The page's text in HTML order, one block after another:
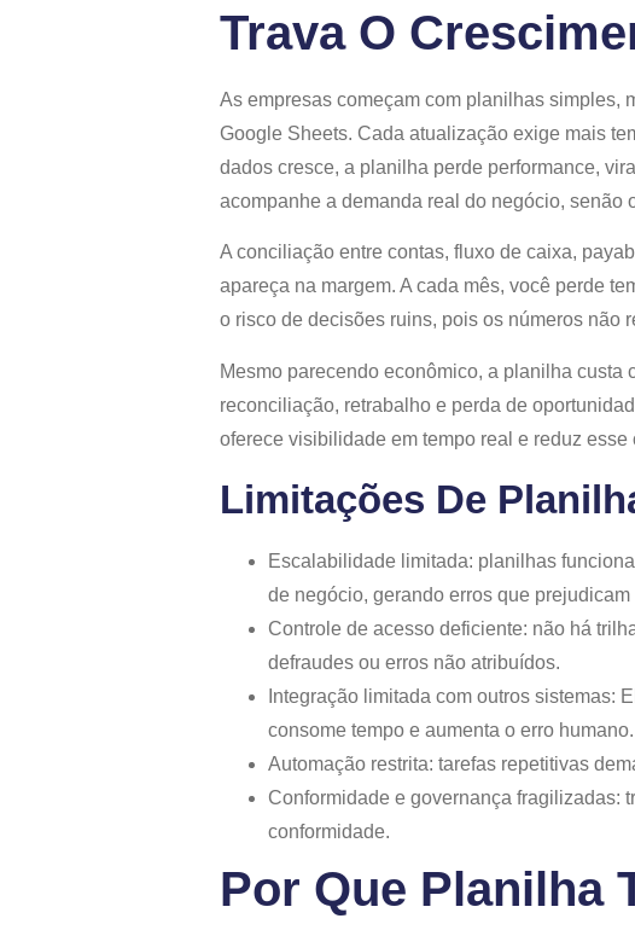
Trava O
As empresas começam com planilhas simples,
Google Sheets. Cada atualização exige mais
dados cresce, a planilha perde performance,
acompanhe a demanda real do negócio, senão
A conciliação entre contas, fluxo de caixa,
apareça na margem. A cada mês, você perde
o risco de decisões ruins, pois os números não
Mesmo parecendo econômico, a planilha
reconciliação, retrabalho e perda de
oferece visibilidade em tempo real e reduz
Limitações De
Escalabilidade limitada: planilhas
de negócio, gerando erros que
Controle de acesso deficiente: não há
defraudes ou erros não atribuídos.
Integração limitada com outros sistemas:
consome tempo e aumenta o erro humano.
Automação restrita: tarefas repetitivas
Conformidade e governança fragilizadas:
conformidade.
Por Que Planilha